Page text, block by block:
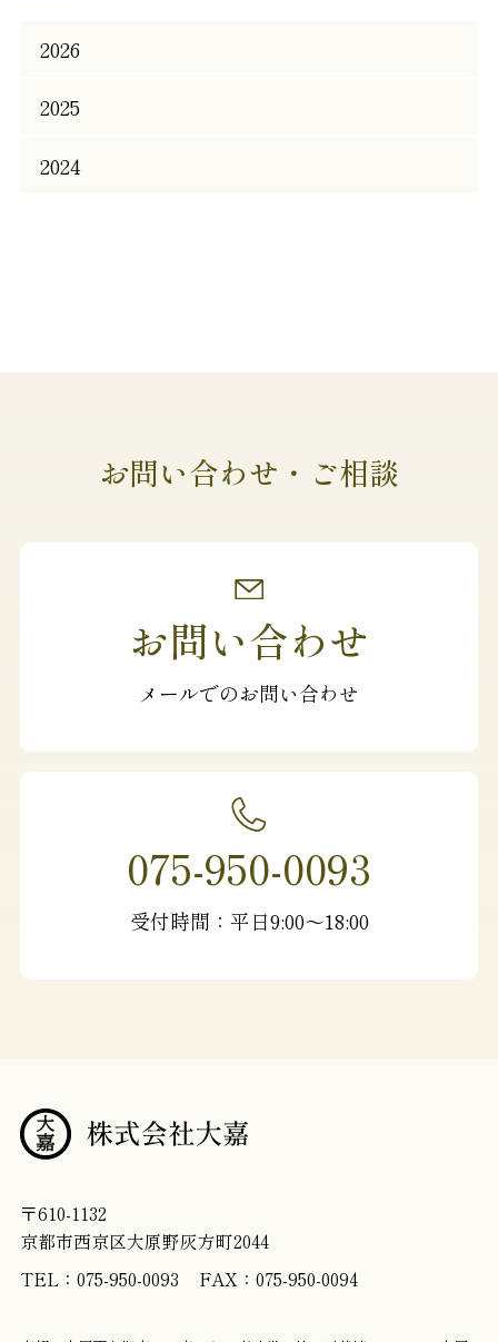
2026
2025
2024
お問い合わせ・ご相談
お問い合わせ
メールでのお問い合わせ
075-950-0093
受付時間：平日9:00〜18:00
〒610-1132
京都市西京区大原野灰方町2044
TEL：075-950-0093
FAX：075-950-0094